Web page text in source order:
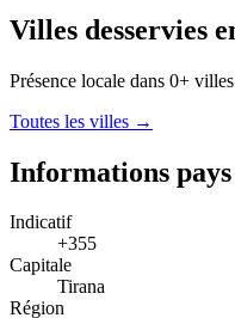
Villes desservies
Présence locale dans 0+
Toutes les villes →
Informations pays
Indicatif
+355
Capitale
Tirana
Région